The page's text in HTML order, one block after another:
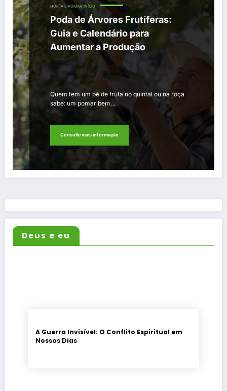
HORTA E POMAR INÍCIO
Poda de Árvores Frutíferas:
Guia e Calendário para
Aumentar a Produção
Quem tem um pé de fruta no quintal ou na roça
sabe: um pomar bem…
Consulte mais informação
Deus e eu
A Guerra Invisível: O Conflito Espiritual em
Nossos Dias